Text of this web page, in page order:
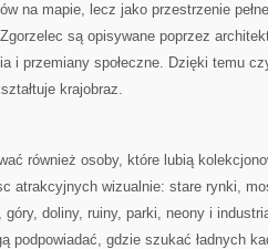
na mapie, lecz jako przestrzenie
są opisywane poprzez
i przemiany społeczne. Dzięki temu
krajobraz.
również osoby, które lubią
atrakcyjnych wizualnie: stare rynki,
góry, doliny, ruiny, parki, neony i
podpowiadać, gdzie szukać ładnych